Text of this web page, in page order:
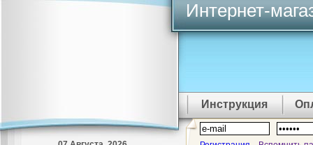
Интернет-
Инструкция